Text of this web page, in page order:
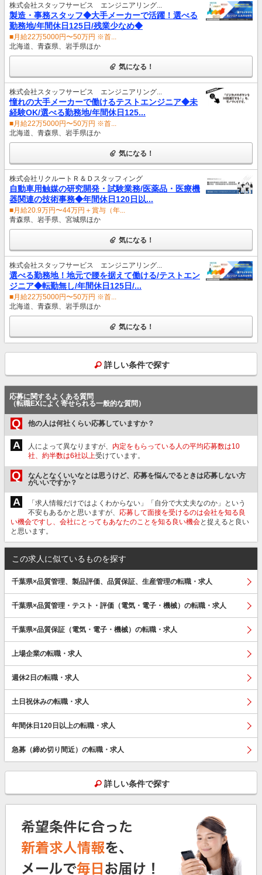
株式会社スタッフサービス エンジニアリング...
製造・事務スタッフ◆大手メーカーで活躍！選べる
勤務地/年間休日125日/残業少なめ◆
■月給22万5000円〜50万円 ※首...
北海道、青森県、岩手県ほか
気になる！
株式会社スタッフサービス エンジニアリング...
憧れの大手メーカーで働けるテストエンジニア◆未
経験OK/選べる勤務地/年間休日125...
■月給22万5000円〜50万円 ※首...
北海道、青森県、岩手県ほか
気になる！
株式会社リクルートＲ＆Ｄスタッフィング
自動車用触媒の研究開発・試験業務/医薬品・医療機
器関連の技術事務◆年間休日120日以...
■月給20.9万円〜44万円＋賞与（年...
青森県、岩手県、宮城県ほか
気になる！
株式会社スタッフサービス エンジニアリング...
選べる勤務地！地元で腰を据えて働ける/テストエン
ジニア◆転勤無し/年間休日125日/...
■月給22万5000円〜50万円 ※首...
北海道、青森県、岩手県ほか
気になる！
詳しい条件で探す
応募に関するよくある質問
（転職EXによく寄せられる一般的な質問）
Q 他の人は何社くらい応募していますか？
A 人によって異なりますが、 内定をもらっている人の平均応募数は10
社、約半数は6社以上受けています。
Q
なんとなくいいなとは思うけど、応募を悩んでるときは応募しない方
がいいですか？
A
「求人情報だけではよくわからない」「自分で大丈夫なのか」という
不安もあるかと思いますが、 応募して面接を受けるのは会社を知る良
い機会ですし、会社にとってもあなたのことを知る良い機会と捉えると良い
と思います。
この求人に似ているものを探す
千葉県×品質管理、製品評価、品質保証、生産管理の転職・求人
千葉県×品質管理・テスト・評価（電気・電子・機械）の転職・求人
千葉県×品質保証（電気・電子・機械）の転職・求人
上場企業の転職・求人
週休2日の転職・求人
土日祝休みの転職・求人
年間休日120日以上の転職・求人
急募（締め切り間近）の転職・求人
詳しい条件で探す